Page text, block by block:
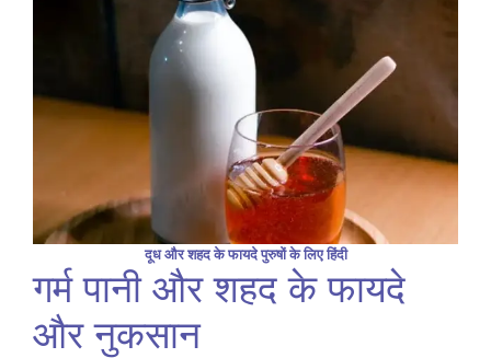
दूध और शहद के फायदे पुरुषों के लिए हिंदी
गर्म पानी और शहद के फायदे
और नुकसान